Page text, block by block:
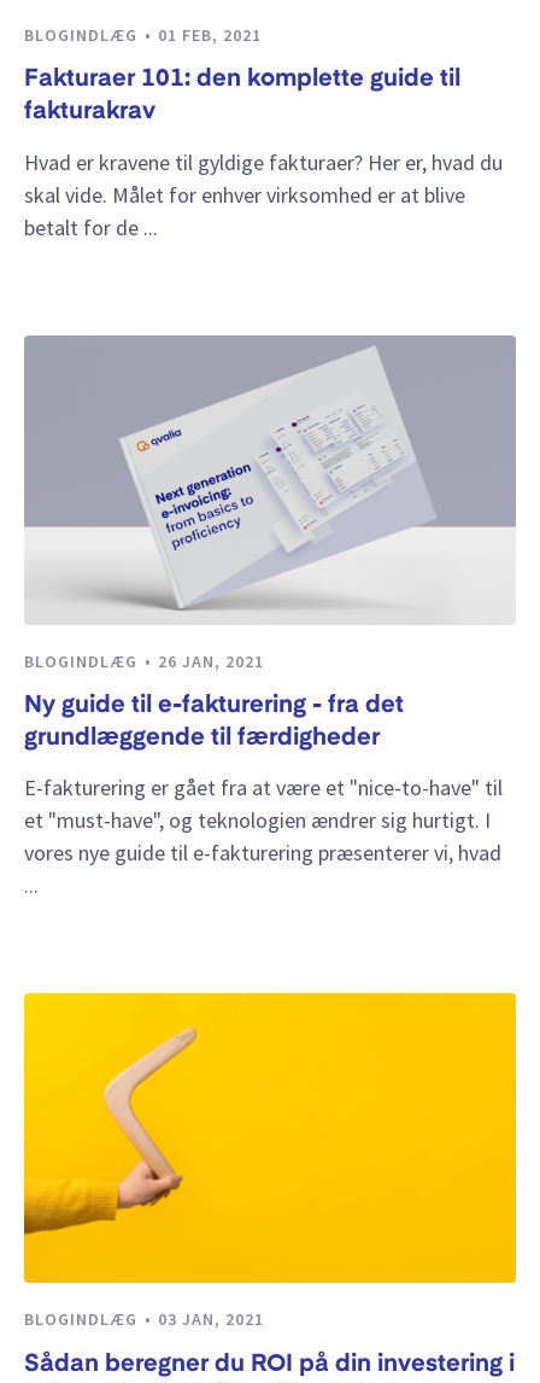
BLOGINDLÆG 01 FEB, 2021
Fakturaer 101: den komplette guide til
fakturakrav
Hvad er kravene til gyldige fakturaer? Her er, hvad du
skal vide. Målet for enhver virksomhed er at blive
betalt for de ...
BLOGINDLÆG 26 JAN, 2021
Ny guide til e-fakturering - fra det
grundlæggende til færdigheder
E-fakturering er gået fra at være et "nice-to-have" til
et "must-have", og teknologien ændrer sig hurtigt. I
vores nye guide til e-fakturering præsenterer vi, hvad
...
BLOGINDLÆG 03 JAN, 2021
Sådan beregner du ROI på din investering i